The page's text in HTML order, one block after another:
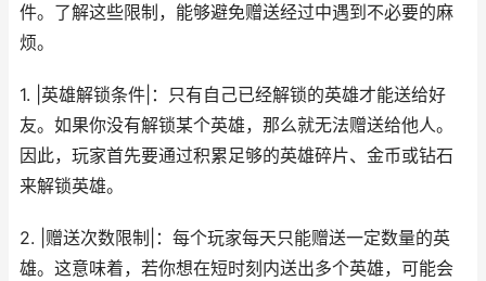
件。了解这些限制，能够避免赠送经过中遇到不必要的麻
烦。
1. |英雄解锁条件|：只有自己已经解锁的英雄才能送给好
友。如果你没有解锁某个英雄，那么就无法赠送给他人。
因此，玩家首先要通过积累足够的英雄碎片、金币或钻石
来解锁英雄。
2. |赠送次数限制|：每个玩家每天只能赠送一定数量的英
雄。这意味着，若你想在短时刻内送出多个英雄，可能会